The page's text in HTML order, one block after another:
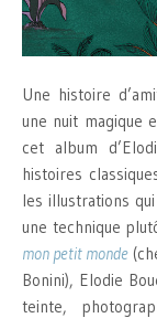
Une histoire
une nuit magique
cet album
histoires
les illustrations
une technique
mon petit monde
Bonini), Elodie
teinte,